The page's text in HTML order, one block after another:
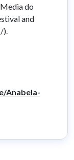
do
and
).
Anabela-